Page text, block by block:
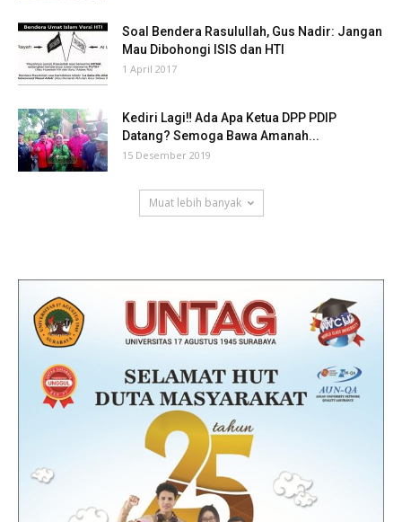
Soal Bendera Rasulullah, Gus Nadir: Jangan
Mau Dibohongi ISIS dan HTI
1 April 2017
Kediri Lagi‼ Ada Apa Ketua DPP PDIP
Datang? Semoga Bawa Amanah...
15 Desember 2019
Muat lebih banyak